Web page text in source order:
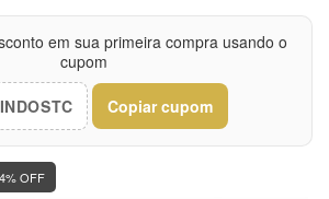
em sua primeira compra usando o
cupom
Copiar cupom
4% OFF